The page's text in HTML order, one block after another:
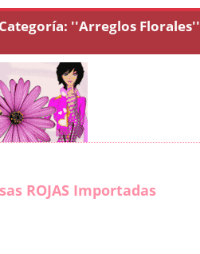
Categoría: ''Arreglos Florales''
ROJAS Importadas